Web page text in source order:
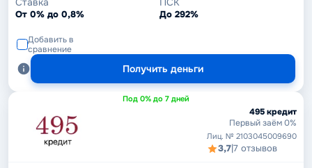
От 0% до 0,8% До 292%
Добавить в
сравнение
Получить деньги
Под 0% до 7 дней
495 кредит
Первый заём 0%
Лиц. № 2103045009690
3,7|7 отзывов